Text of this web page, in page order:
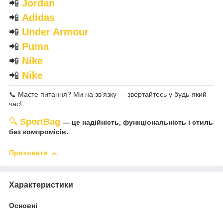
📲 Jordan
📲 Adidas
📲 Under Armour
📲 Puma
📲 Nike
📲 Nike
📞 Маєте питання? Ми на зв’язку — звертайтесь у будь-який
час!
🔍 SportBag — це надійність, функціональність і стиль
без компромісів.
Приховати
Характеристики
Основні